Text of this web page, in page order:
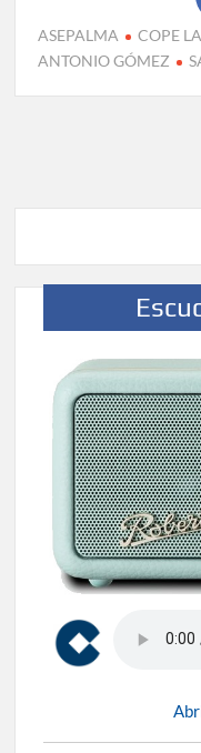
ASEPALMA COPE
ANTONIO GÓMEZ